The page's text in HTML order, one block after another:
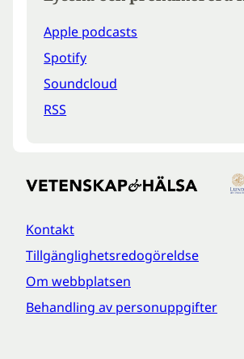
Apple podcasts
Spotify
Soundcloud
RSS
Kontakt
Tillgänglighetsredogöreldse
Om webbplatsen
Behandling av personuppgifter